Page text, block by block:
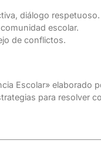
diálogo respetuoso.
escolar.
de conflictos.
Escolar» elaborado
para resolver